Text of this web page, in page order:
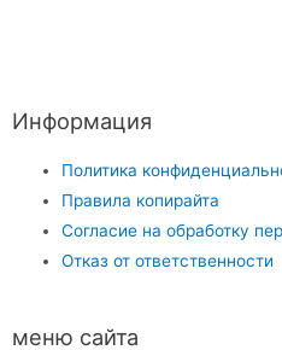
Информация
Политика
Правила копирайта
Согласие на обработку
Отказ от ответственности
меню сайта